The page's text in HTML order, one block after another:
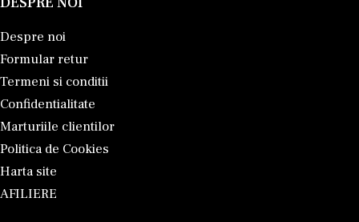
Despre noi
Formular retur
Termeni si conditii
Confidentialitate
Marturiile clientilor
Politica de Cookies
Harta site
AFILIERE